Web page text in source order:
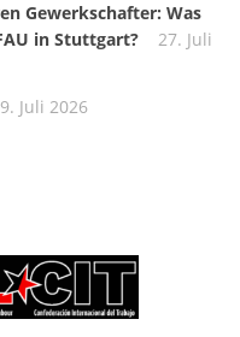
Gewerkschafter: Was
in Stuttgart?
27. Juli
9. Juli 2026